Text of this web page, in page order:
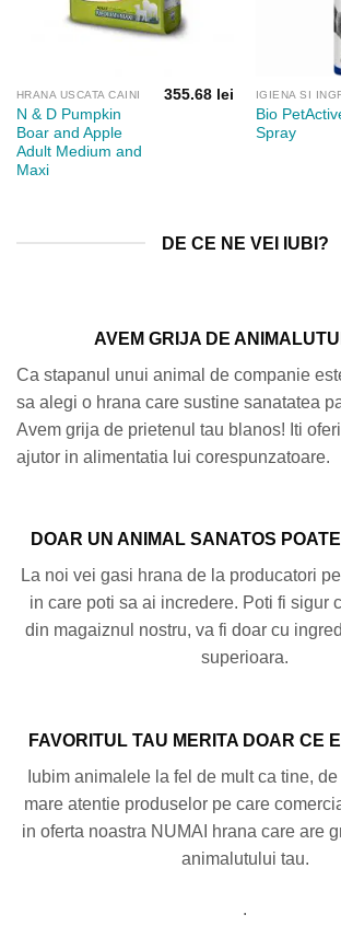
HRANA USCATA CAINI
N & D Pumpkin
Boar and Apple
Adult Medium and
Maxi
355.68 lei
Bio
Spray
DE CE NE VEI IUBI?
AVEM GRIJA DE
Ca stapanul unui animal de companie
sa alegi o hrana care sustine sanatatea
Avem grija de prietenul tau blanos! Iti
ajutor in alimentatia lui corespunzatoare.
DOAR UN ANIMAL SANATOS
La noi vei gasi hrana de la producatori
in care poti sa ai incredere. Poti fi sigur
din magaiznul nostru, va fi doar cu
superioara.
FAVORITUL TAU MERITA DOAR CE
Iubim animalele la fel de mult ca tine,
mare atentie produselor pe care
in oferta noastra NUMAI hrana care are
animalutului tau.
.